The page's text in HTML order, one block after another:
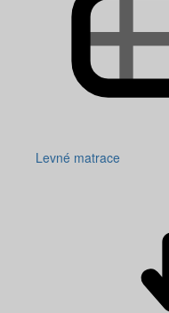
Levné matrace